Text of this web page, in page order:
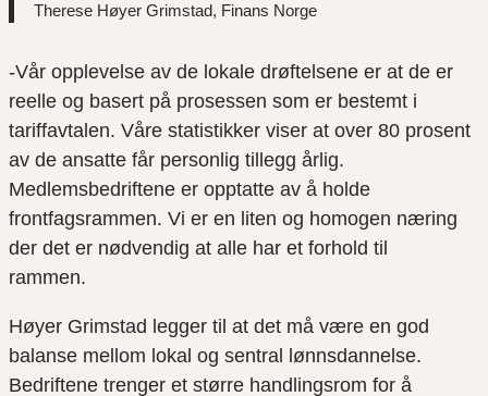
Therese Høyer Grimstad, Finans Norge
-Vår opplevelse av de lokale drøftelsene er at de er
reelle og basert på prosessen som er bestemt i
tariffavtalen. Våre statistikker viser at over 80 prosent
av de ansatte får personlig tillegg årlig.
Medlemsbedriftene er opptatte av å holde
frontfagsrammen. Vi er en liten og homogen næring
der det er nødvendig at alle har et forhold til
rammen.
Høyer Grimstad legger til at det må være en god
balanse mellom lokal og sentral lønnsdannelse.
Bedriftene trenger et større handlingsrom for å